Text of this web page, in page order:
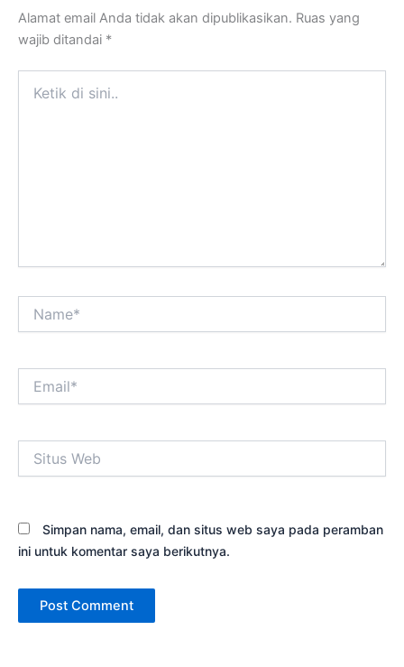
Alamat email Anda tidak akan dipublikasikan. Ruas yang
wajib ditandai *
Web
Simpan nama, email, dan situs web saya pada peramban
ini untuk komentar saya berikutnya.